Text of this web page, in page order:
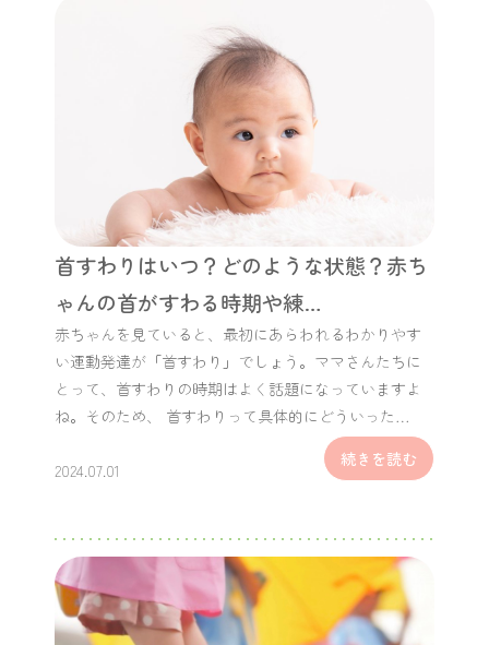
首すわりはいつ？どのような状態？赤ち
ゃんの首がすわる時期や練…
赤ちゃんを見ていると、最初にあらわれるわかりやす
い運動発達が「首すわり」でしょう。ママさんたちに
とって、首すわりの時期はよく話題になっていますよ
ね。そのため、 首すわりって具体的にどういった…
2024.07.01
続きを読む